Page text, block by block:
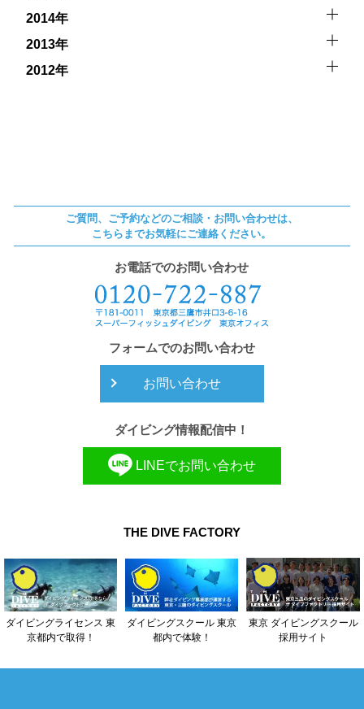
2014年
2013年
2012年
ご質問、ご予約などのご相談・お問い合わせは、
こちらまでお気軽にご連絡ください。
お電話でのお問い合わせ
フォームでのお問い合わせ
お問い合わせ
ダイビング情報配信中！
LINEでお問い合わせ
THE DIVE FACTORY
ダイビングライセンス 東
京都内で取得！
ダイビングスクール 東京
都内で体験！
東京 ダイビングスクール
採用サイト